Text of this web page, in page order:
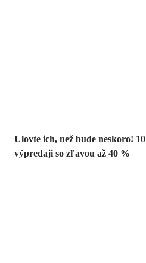
Ulovte ich, než bude neskoro!
výpredaji so zľavou až 40 %